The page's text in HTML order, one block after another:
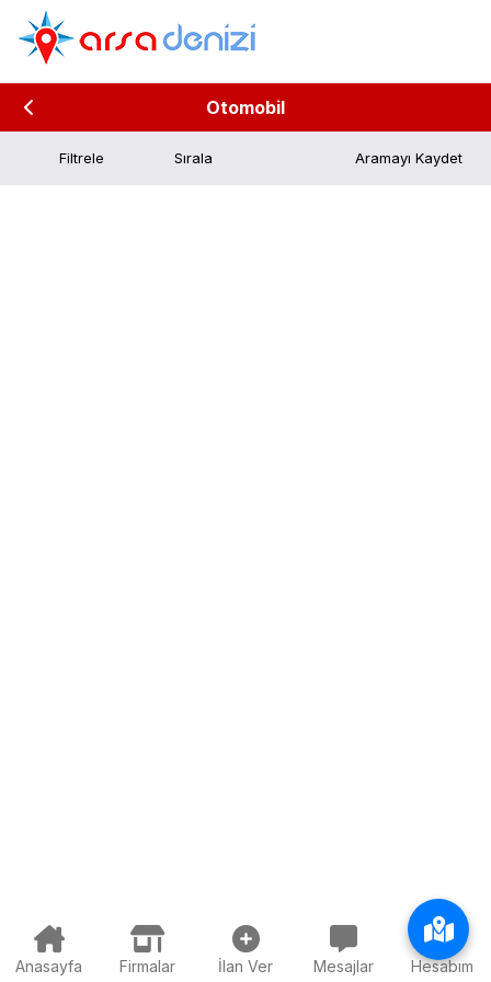
Otomobil
Filtrele Aramayı Kaydet
Anasayfa Firmalar İlan Ver Mesajlar Hesabım